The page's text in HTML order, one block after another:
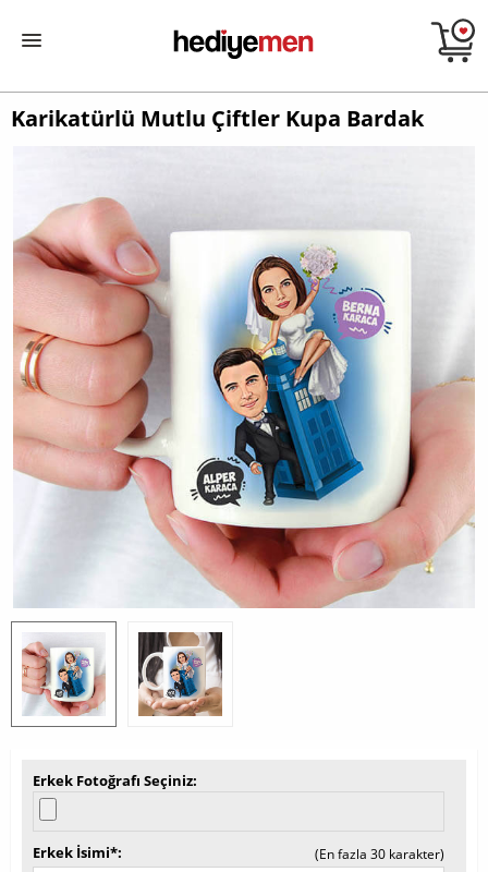
Karikatürlü Mutlu Çiftler Kupa Bardak
Erkek Fotoğrafı Seçiniz
Erkek İsimi* (En fazla 30 karakter)